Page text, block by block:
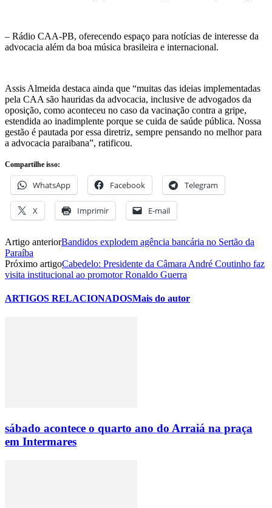
– Rádio CAA-PB, oferecendo espaço para notícias de interesse da
advocacia além da boa música brasileira e internacional.
Assis Almeida destaca ainda que “muitas das ideias implementadas
pela CAA são hauridas da advocacia, inclusive de advogados da
oposição, como aconteceu no caso da vacinação contra a gripe,
estendida ao inadimplente porque se cuida de saúde pública. Nossa
gestão é pautada por essa diretriz, sempre pensando no melhor para
a advocacia paraibana”, ratificou.
Compartilhe isso:
WhatsApp Facebook Telegram
X Imprimir E-mail
Artigo anteriorBandidos explodem agência bancária no Sertão da
Paraíba
Próximo artigoCabedelo: Presidente da Câmara André Coutinho faz
visita institucional ao promotor Ronaldo Guerra
ARTIGOS RELACIONADOSMais do autor
sábado acontece o quarto ano do Arraiá na praça
em Intermares